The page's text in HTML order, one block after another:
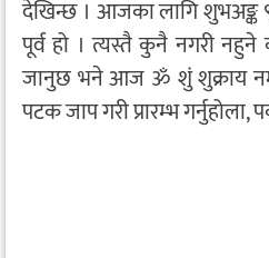
देखिन्छ । आजका लागि शुभअङ्क
पूर्व हो । त्यस्तै कुनै नगरी नहुने
जानुछ भने आज ॐ शुं शुक्राय
पटक जाप गरी प्रारम्भ